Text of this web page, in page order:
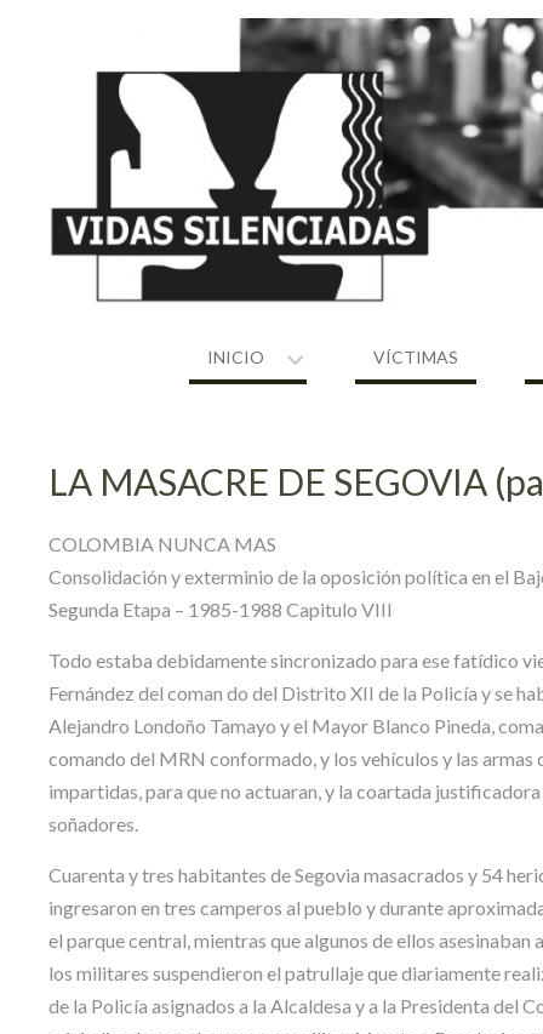
INICIO VÍCTIMAS
LA MASACRE DE SEGOVIA
COLOMBIA NUNCA MAS
Consolidación y exterminio de la oposición política en el
Segunda Etapa – 1985-1988 Capitulo VIII
Todo estaba debidamente sincronizado para ese fatídico
Fernández del coman do del Distrito XII de la Policía y se
Alejandro Londoño Tamayo y el Mayor Blanco Pineda,
comando del MRN conformado, y los vehículos y las
impartidas, para que no actuaran, y la coartada
soñadores.
Cuarenta y tres habitantes de Segovia masacrados y 54
ingresaron en tres camperos al pueblo y durante
el parque central, mientras que algunos de ellos
los militares suspendieron el patrullaje que diariamente
de la Policía asignados a la Alcaldesa y a la Presidenta del